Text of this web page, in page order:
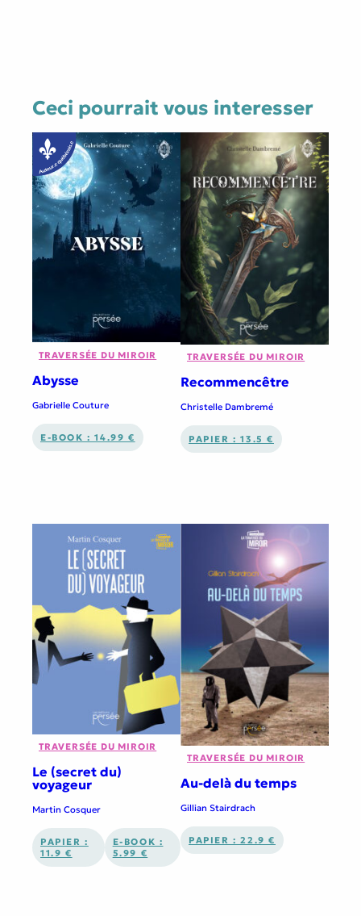
Ceci pourrait vous interesser
TRAVERSÉE DU MIROIR
Abysse
Gabrielle Couture
E-BOOK : 14.99 €
TRAVERSÉE DU MIROIR
Recommencêtre
Christelle Dambremé
PAPIER : 13.5 €
TRAVERSÉE DU MIROIR
Le (secret du)
voyageur
Martin Cosquer
PAPIER :
11.9 €
E-BOOK :
5.99 €
TRAVERSÉE DU MIROIR
Au-delà du temps
Gillian Stairdrach
PAPIER : 22.9 €